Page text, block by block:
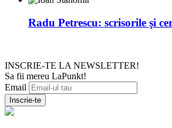
Radu Petrescu: scrisorile şi
INSCRIE-TE LA NEWSLETTER!
Sa fii mereu LaPunkt!
Email